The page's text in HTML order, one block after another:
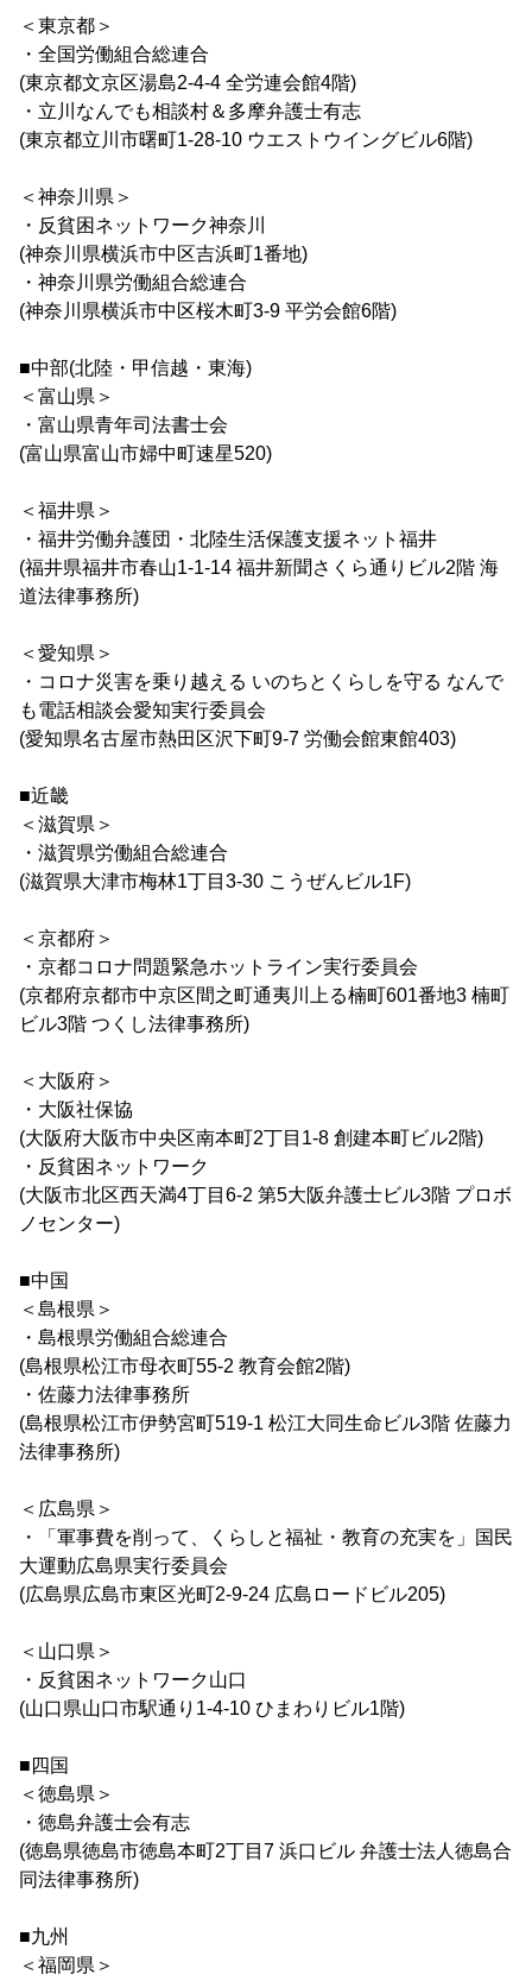
＜東京都＞
・全国労働組合総連合
(東京都文京区湯島2-4-4 全労連会館4階)
・立川なんでも相談村＆多摩弁護士有志
(東京都立川市曙町1-28-10 ウエストウイングビル6階)
＜神奈川県＞
・反貧困ネットワーク神奈川
(神奈川県横浜市中区吉浜町1番地)
・神奈川県労働組合総連合
(神奈川県横浜市中区桜木町3-9 平労会館6階)
■中部(北陸・甲信越・東海)
＜富山県＞
・富山県青年司法書士会
(富山県富山市婦中町速星520)
＜福井県＞
・福井労働弁護団・北陸生活保護支援ネット福井
(福井県福井市春山1-1-14 福井新聞さくら通りビル2階 海
道法律事務所)
＜愛知県＞
・コロナ災害を乗り越える いのちとくらしを守る なんで
も電話相談会愛知実行委員会
(愛知県名古屋市熱田区沢下町9-7 労働会館東館403)
■近畿
＜滋賀県＞
・滋賀県労働組合総連合
(滋賀県大津市梅林1丁目3-30 こうぜんビル1F)
＜京都府＞
・京都コロナ問題緊急ホットライン実行委員会
(京都府京都市中京区間之町通夷川上る楠町601番地3 楠町
ビル3階 つくし法律事務所)
＜大阪府＞
・大阪社保協
(大阪府大阪市中央区南本町2丁目1-8 創建本町ビル2階)
・反貧困ネットワーク
(大阪市北区西天満4丁目6-2 第5大阪弁護士ビル3階 プロボ
ノセンター)
■中国
＜島根県＞
・島根県労働組合総連合
(島根県松江市母衣町55-2 教育会館2階)
・佐藤力法律事務所
(島根県松江市伊勢宮町519-1 松江大同生命ビル3階 佐藤力
法律事務所)
＜広島県＞
・「軍事費を削って、くらしと福祉・教育の充実を」国民
大運動広島県実行委員会
(広島県広島市東区光町2-9-24 広島ロードビル205)
＜山口県＞
・反貧困ネットワーク山口
(山口県山口市駅通り1-4-10 ひまわりビル1階)
■四国
＜徳島県＞
・徳島弁護士会有志
(徳島県徳島市徳島本町2丁目7 浜口ビル 弁護士法人徳島合
同法律事務所)
■九州
＜福岡県＞